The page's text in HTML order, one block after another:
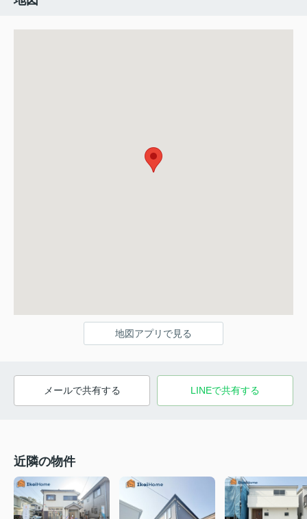
地図アプリで見る
メールで共有する LINEで共有する
近隣の物件